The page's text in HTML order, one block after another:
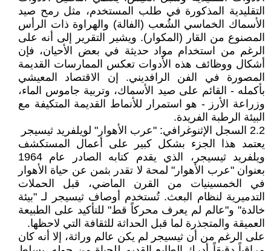
التقليدية المذكورة في طلب المستخدم، مثل رمح صيد
الأسماك الخماسي الشُعب (الفالة) والهراوة ذات الرأس
المصنوع من القار (المكوار). ويشير التقرير إلى أنه على
الرغم من استخدام مواد حديثة في بعض الأحيان، فإن
أشكال ووظائف هذه الأدوات تعكس الممارسات القديمة
المصورة في الفن الرافديني. إن الاقتصاد المعيشي
بأكمله - القائم على صيد الأسماك، وتربية جاموس الماء،
وزراعة الأرز - هو استمرار للأنماط القديمة المتكيفة مع
البيئة الرطبة الفريدة.
2.2 السجل الإثنوغرافي: "عرب الأهوار" لويلفريد ثيسيجر
يعتمد هذا الجزء بشكل كبير على أعمال المستكشف
ويلفريد ثيسيجر، الذي يقدم كتابه الصادر عام 1964
بعنوان "عرب الأهوار" لمحة لا تقدر بثمن عن حياة الأهوار
في الخمسينيات من القرن الماضي، قبل الحملات
التدميرية لنظام البعث. تُستخدم أوصاف ثيسيجر لـ "بيئة
خالدة" و"عالم لم يعرف محركاً قط" للتأكيد على الطبيعة
العميقة والمتجذرة لما قبل الحداثة للثقافة التي لاحظها.
على الرغم من أن ثيسيجر لم يكن عالم وراثة، إلا أنه كان